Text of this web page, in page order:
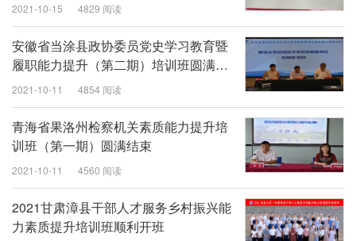
2021-10-15 4829 阅读
安徽省当涂县政协委员党史学习教育暨
履职能力提升（第二期）培训班圆满结
束
2021-10-11 4854 阅读
青海省果洛州检察机关素质能力提升培
训班（第一期）圆满结束
2021-10-11 4560 阅读
2021甘肃漳县干部人才服务乡村振兴能
力素质提升培训班顺利开班